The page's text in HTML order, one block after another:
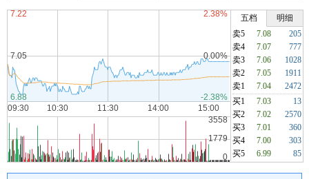
五档
明细
卖5
7.08
205
卖4
7.07
777
卖3
7.06
1028
卖2
7.05
1911
卖1
7.04
2472
买1
7.03
13
买2
7.02
2570
买3
7.01
360
买4
7.00
303
买5
6.99 85